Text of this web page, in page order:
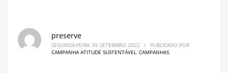
preserve
SEGUNDA-FEIRA, 05 SETEMBRO 2022 /
PUBLICADO POR
CAMPANHA ATITUDE SUSTENTÁVEL, CAMPANHAS